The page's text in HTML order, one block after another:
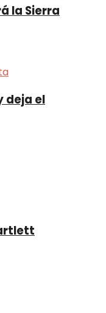
la Sierra
deja el